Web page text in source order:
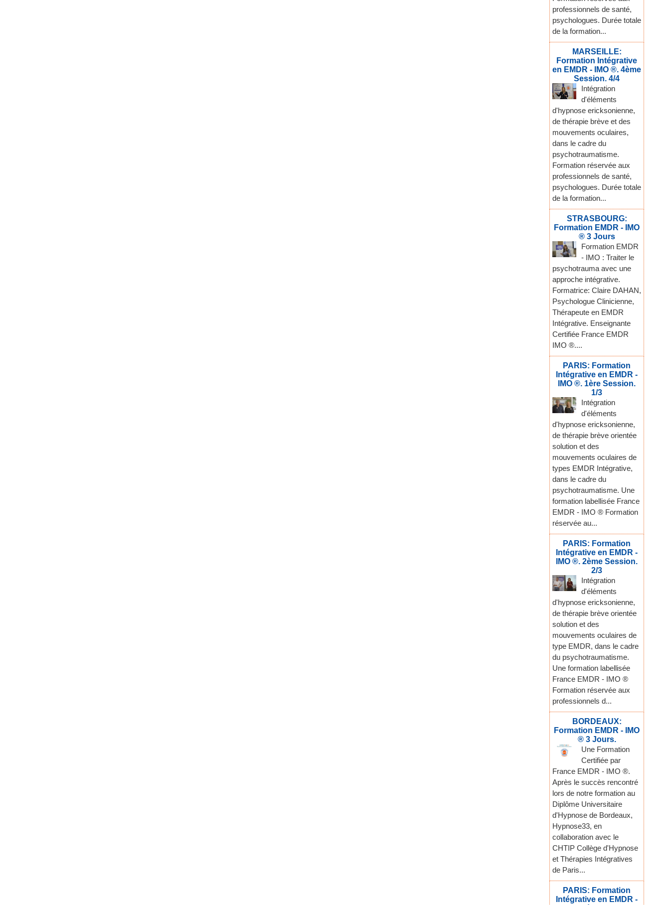
professionnels de santé,
psychologues. Durée totale
de la formation...
MARSEILLE:
Formation Intégrative
en EMDR - IMO ®. 4ème
Session. 4/4
Intégration
d'éléments
d'hypnose ericksonienne,
de thérapie brève et des
mouvements oculaires,
dans le cadre du
psychotraumatisme.
Formation réservée aux
professionnels de santé,
psychologues. Durée totale
de la formation...
STRASBOURG:
Formation EMDR - IMO
® 3 Jours
Formation EMDR
- IMO : Traiter le
psychotrauma avec une
approche intégrative.
Formatrice: Claire DAHAN,
Psychologue Clinicienne,
Thérapeute en EMDR
Intégrative. Enseignante
Certifiée France EMDR
IMO ®....
PARIS: Formation
Intégrative en EMDR -
IMO ®. 1ère Session.
1/3
Intégration
d'éléments
d'hypnose ericksonienne,
de thérapie brève orientée
solution et des
mouvements oculaires de
types EMDR Intégrative,
dans le cadre du
psychotraumatisme. Une
formation labellisée France
EMDR - IMO ® Formation
réservée au...
PARIS: Formation
Intégrative en EMDR -
IMO ®. 2ème Session.
2/3
Intégration
d'éléments
d'hypnose ericksonienne,
de thérapie brève orientée
solution et des
mouvements oculaires de
type EMDR, dans le cadre
du psychotraumatisme.
Une formation labellisée
France EMDR - IMO ®
Formation réservée aux
professionnels d...
BORDEAUX:
Formation EMDR - IMO
® 3 Jours.
Une Formation
Certifiée par
France EMDR - IMO ®.
Après le succès rencontré
lors de notre formation au
Diplôme Universitaire
d'Hypnose de Bordeaux,
Hypnose33, en
collaboration avec le
CHTIP Collège d'Hypnose
et Thérapies Intégratives
de Paris...
PARIS: Formation
Intégrative en EMDR -